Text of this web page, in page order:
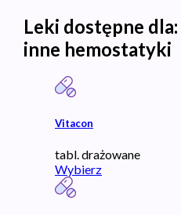
Leki dostępne dla:
inne hemostatyki
Vitacon
tabl. drażowane
Wybierz